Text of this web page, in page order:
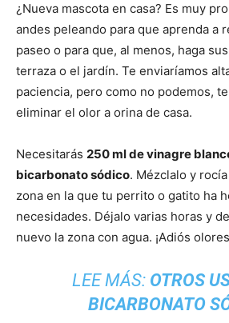
¿Nueva mascota en casa? Es muy
andes peleando para que aprenda a
paseo o para que, al menos, haga
terraza o el jardín. Te enviaríamos
paciencia, pero como no podemos,
eliminar el olor a orina de casa.
Necesitarás 250 ml de vinagre
bicarbonato sódico. Mézclalo y
zona en la que tu perrito o gatito ha
necesidades. Déjalo varias horas y
nuevo la zona con agua. ¡Adiós
LEE MÁS: OTROS
BICARBONATO